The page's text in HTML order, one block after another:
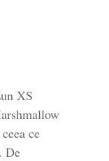
XS
ce
De